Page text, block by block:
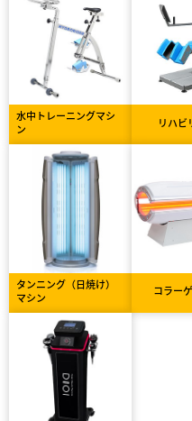
水中トレーニングマシ
ン
リハビ
タンニング（日焼け）
マシン
コラー